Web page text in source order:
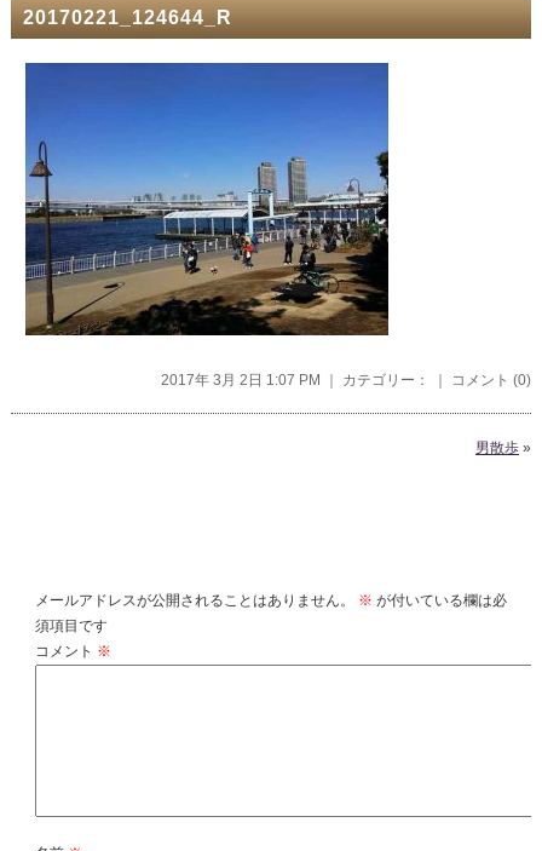
20170221_124644_R
2017年 3月 2日 1:07 PM ｜ カテゴリー： ｜ コメント (0)
男散歩 »
メールアドレスが公開されることはありません。 ※ が付いている欄は必
須項目です
コメント ※